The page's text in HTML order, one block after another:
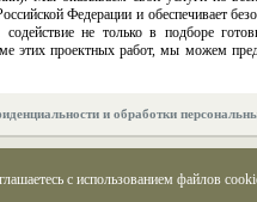
Федерации и обеспечивает
не только в подборе
этих проектных работ, мы можем
и обработки
с использованием файлов